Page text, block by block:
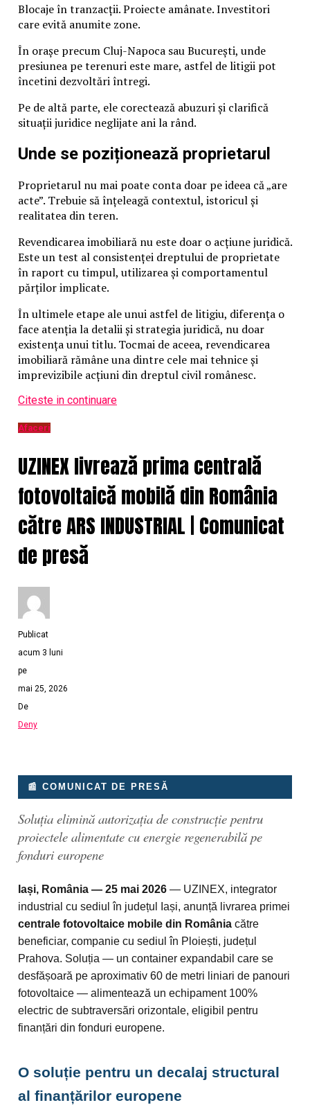
Blocaje în tranzacții. Proiecte amânate. Investitori
care evită anumite zone.
În orașe precum Cluj-Napoca sau București, unde
presiunea pe terenuri este mare, astfel de litigii pot
încetini dezvoltări întregi.
Pe de altă parte, ele corectează abuzuri și clarifică
situații juridice neglijate ani la rând.
Unde se poziționează proprietarul
Proprietarul nu mai poate conta doar pe ideea că „are
acte”. Trebuie să înțeleagă contextul, istoricul și
realitatea din teren.
Revendicarea imobiliară nu este doar o acțiune juridică.
Este un test al consistenței dreptului de proprietate
în raport cu timpul, utilizarea și comportamentul
părților implicate.
În ultimele etape ale unui astfel de litigiu, diferența o
face atenția la detalii și strategia juridică, nu doar
existența unui titlu. Tocmai de aceea, revendicarea
imobiliară rămâne una dintre cele mai tehnice și
imprevizibile acțiuni din dreptul civil românesc.
Citeste in continuare
Afaceri
UZINEX livrează prima centrală
fotovoltaică mobilă din România
către ARS INDUSTRIAL | Comunicat
de presă
Publicat
acum 3 luni
pe
mai 25, 2026
De
Deny
📰 COMUNICAT DE PRESĂ
Soluția elimină autorizația de construcție pentru
proiectele alimentate cu energie regenerabilă pe
fonduri europene
Iași, România — 25 mai 2026— UZINEX, integrator
industrial cu sediul în județul Iași, anunță livrarea primei
centrale fotovoltaice mobile din Româniacătre
beneficiar, companie cu sediul în Ploiești, județul
Prahova. Soluția — un container expandabil care se
desfășoară pe aproximativ 60 de metri liniari de panouri
fotovoltaice — alimentează un echipament 100%
electric de subtraversări orizontale, eligibil pentru
finanțări din fonduri europene.
O soluție pentru un decalaj structural
al finanțărilor europene